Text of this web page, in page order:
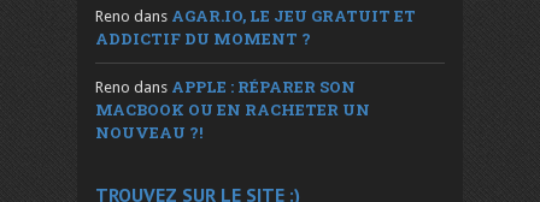
Reno dans AGAR.IO, LE JEU GRATUIT ET
ADDICTIF DU MOMENT ?
Reno dans APPLE : RÉPARER SON
MACBOOK OU EN RACHETER UN
NOUVEAU ?!
TROUVEZ SUR LE SITE :)